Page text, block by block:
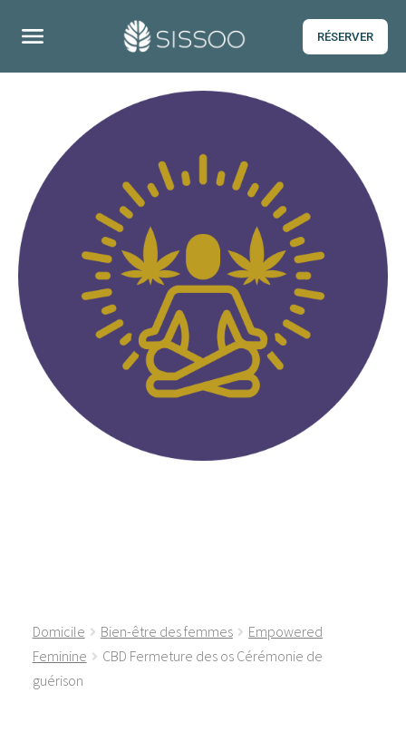
RÉSERVER
Domicile Bien-être des femmes
Empowered
Feminine
CBD Fermeture des os Cérémonie de
guérison